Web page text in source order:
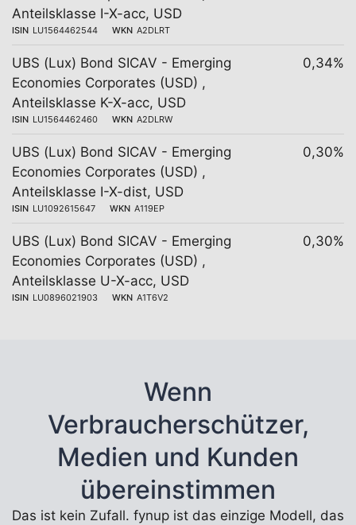
Anteilsklasse I-X-acc, USD
ISIN LU1564462544 WKN A2DLRT
UBS (Lux) Bond SICAV - Emerging
Economies Corporates (USD) ,
Anteilsklasse K-X-acc, USD
ISIN LU1564462460 WKN A2DLRW
0,34%
UBS (Lux) Bond SICAV - Emerging
Economies Corporates (USD) ,
Anteilsklasse I-X-dist, USD
ISIN LU1092615647 WKN A119EP
0,30%
UBS (Lux) Bond SICAV - Emerging
Economies Corporates (USD) ,
Anteilsklasse U-X-acc, USD
ISIN LU0896021903 WKN A1T6V2
0,30%
Wenn
Verbraucherschützer,
Medien und Kunden
übereinstimmen
Das ist kein Zufall. fynup ist das einzige Modell, das